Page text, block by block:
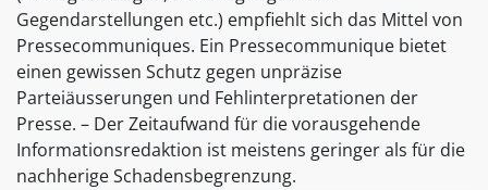
Gegendarstellungen etc.) empfiehlt sich das Mittel von
Pressecommuniques. Ein Pressecommunique bietet
einen gewissen Schutz gegen unpräzise
Parteiäusserungen und Fehlinterpretationen der
Presse. – Der Zeitaufwand für die vorausgehende
Informationsredaktion ist meistens geringer als für die
nachherige Schadensbegrenzung.